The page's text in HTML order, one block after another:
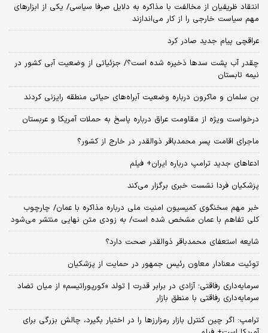
انتقاد ظریفیان از مخالفت با مذاکره به دلایل صرفا سیاسی/ یکی از ابزارهای
مهم سیاست خارجی را از کار می‌اندازند
عراقچی پیام جدید صادر کرد
چقدر آب پشت سدها ذخیره شده است؟/ جزئیاتی از وضعیت آبی کشور در
نیمه تابستان
بن سلمان و ماکرون درباره وضعیت آبراه‌های حیاتی منطقه رایزنی کردند
درخواست ویژه از مقاومت عراق درباره پاسخ به حملات آمریکا و عربستان
ماجرای اقامت پسر محمدباقر ذوالقدر در خارج از کشور؟
ادعاهای جدید ترامپ درباره ایران+ فیلم
پزشکیان فردا نشست خبری برگزار می‌کند
خبر مهم سخنگوی کمیسیون امنیت ملی درباره مذاکره با عمان/ چارچوب
کلی تفاهم با عمان مشخص شده است/ به زودی متن نهایی منتشر می‌شود
شایعه استعفای محمدباقر ذوالقدر صحت دارد؟
توئیت معنادار معاون رئیس جمهور در حمایت از پزشکیان
سرمایه‌داری رفاقتی؛ آزادی در برابر قدرت | تولد «کورپوراتیسم» از میان تضاد
سرمایه‌داری رفاقتی با منطق بازار
ترامپ: اگر چین کنترل بازار رمزارزها را در اختیار بگیرد، چالش بزرگی برای